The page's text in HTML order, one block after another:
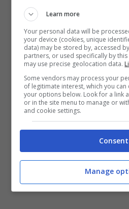
Avete paura dell’età che avanza?
soffrite di questo disturbo
Learn more
Your personal data will be
your device (cookies, unique
data) may be stored by, accessed
partners, or used specifically by
may use precise geolocation data.
Some vendors may process your
of legitimate interest, which you
your options below. Look for a link
or in the site menu to manage or
and cookie settings.
Consent
Manage